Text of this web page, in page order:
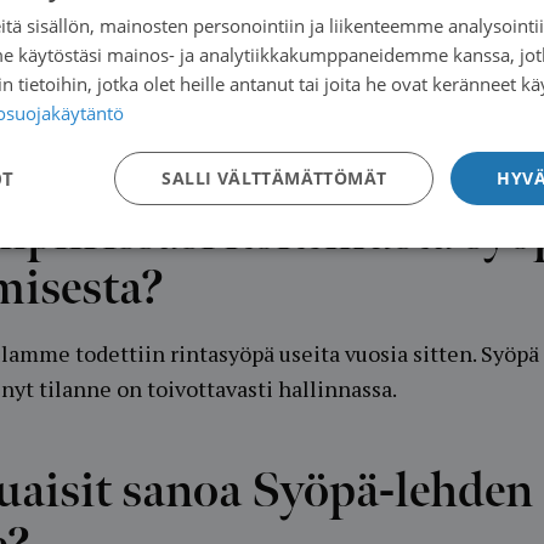
Näiden asioiden seuranta pitää minut
kun minun ei tarvitse olla yksin sairauteni kanssa,
kokemusta
todettiin rintasyöpä useita vuosia sitten.
tilanne on toivottavasti hallinnassa.
sanoa Syöpä-lehden
sisällön, mainosten personointiin ja liikenteemme
käytöstäsi mainos- ja analytiikkakumppaneidemme kanssa,
tietoihin, jotka olet heille antanut tai joita he ovat keränneet
SALLI VÄLTTÄMÄTTÖMÄT